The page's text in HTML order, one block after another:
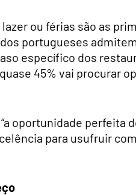
ou férias são as
portugueses
específico dos
45% vai procurar
oportunidade perfeita
para usufruir